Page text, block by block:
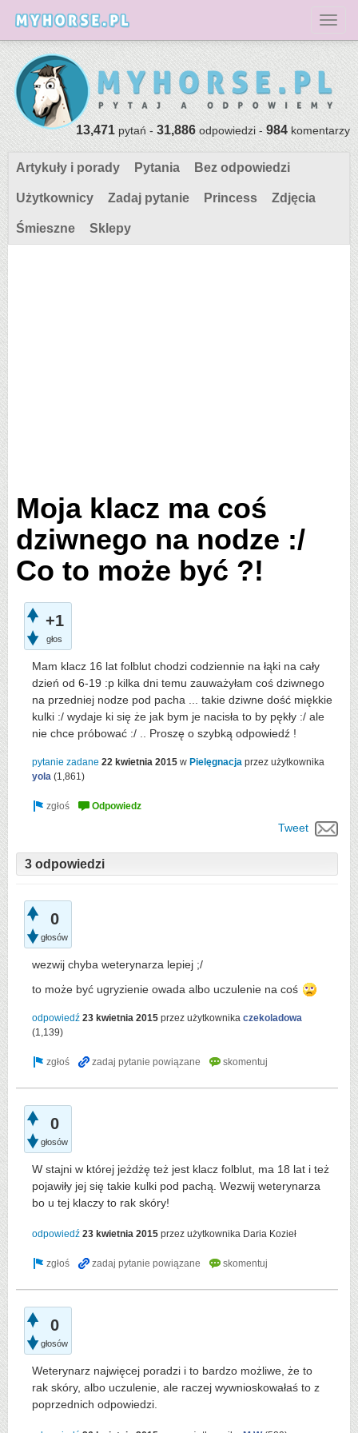
13,471pytań -31,886odpowiedzi -984komentarzy
Artykuły i porady Pytania Bez odpowiedzi
Użytkownicy Zadaj pytanie Princess Zdjęcia
Śmieszne Sklepy
Moja klacz ma coś
dziwnego na nodze :/
Co to może być ?!
+1
głos
Mam klacz 16 lat folblut chodzi codziennie na łąki na cały
dzień od 6-19 :p kilka dni temu zauważyłam coś dziwnego
na przedniej nodze pod pacha ... takie dziwne dość miękkie
kulki :/ wydaje ki się że jak bym je nacisła to by pękły :/ ale
nie chce próbować :/ .. Proszę o szybką odpowiedź !
pytanie zadane 22 kwietnia 2015 w Pielęgnacja przez użytkownika
yola (1,861)
Tweet
3 odpowiedzi
0
głosów
wezwij chyba weterynarza lepiej ;/
to może być ugryzienie owada albo uczulenie na coś
odpowiedź 23 kwietnia 2015 przez użytkownika czekoladowa
(1,139)
0
głosów
W stajni w której jeżdżę też jest klacz folblut, ma 18 lat i też
pojawiły jej się takie kulki pod pachą. Wezwij weterynarza
bo u tej klaczy to rak skóry!
odpowiedź 23 kwietnia 2015 przez użytkownika Daria Kozieł
0
głosów
Weterynarz najwięcej poradzi i to bardzo możliwe, że to
rak skóry, albo uczulenie, ale raczej wywnioskowałaś to z
poprzednich odpowiedzi.